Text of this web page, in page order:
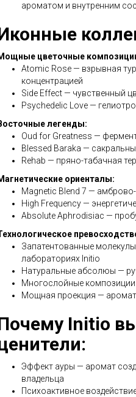
ароматом и внутренним
цветочные
Atomic Rose — взрывная
концентрацией
Side Effect — чувственный
Psychedelic Love —
легенды:
Oud for Greatness —
Blessed Baraka —
Rehab — пряно-табачная
ориенталы:
Magnetic Blend 7 —
High Frequency —
Absolute Aphrodisiac —
Запатентованные
лабораториях Initio
Натуральные абсолюы —
Многослойные
Мощная проекция —
Initio
Эффект ауры — аромат
владельца
Психоактивное